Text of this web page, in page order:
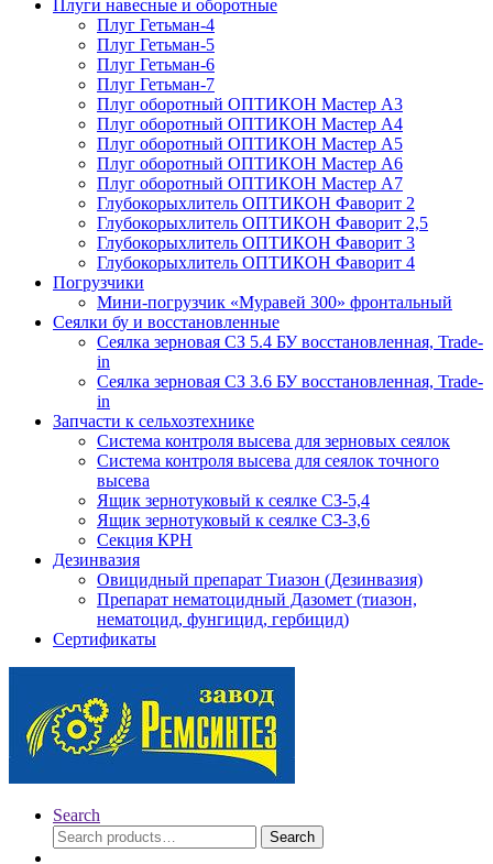
Плуги навесные и оборотные
Плуг Гетьман-4
Плуг Гетьман-5
Плуг Гетьман-6
Плуг Гетьман-7
Плуг оборотный ОПТИКОН Мастер А3
Плуг оборотный ОПТИКОН Мастер А4
Плуг оборотный ОПТИКОН Мастер А5
Плуг оборотный ОПТИКОН Мастер А6
Плуг оборотный ОПТИКОН Мастер А7
Глубокорыхлитель ОПТИКОН Фаворит 2
Глубокорыхлитель ОПТИКОН Фаворит 2,5
Глубокорыхлитель ОПТИКОН Фаворит 3
Глубокорыхлитель ОПТИКОН Фаворит 4
Погрузчики
Мини-погрузчик «Муравей 300» фронтальный
Сеялки бу и восстановленные
Сеялка зерновая СЗ 5.4 БУ восстановленная, Trade-
in
Сеялка зерновая СЗ 3.6 БУ восстановленная, Trade-
in
Запчасти к сельхозтехнике
Система контроля высева для зерновых сеялок
Система контроля высева для сеялок точного
высева
Ящик зернотуковый к сеялке СЗ-5,4
Ящик зернотуковый к сеялке СЗ-3,6
Секция КРН
Дезинвазия
Овицидный препарат Тиазон (Дезинвазия)
Препарат нематоцидный Дазомет (тиазон,
нематоцид, фунгицид, гербицид)
Сертификаты
Search
Search
for:
Search